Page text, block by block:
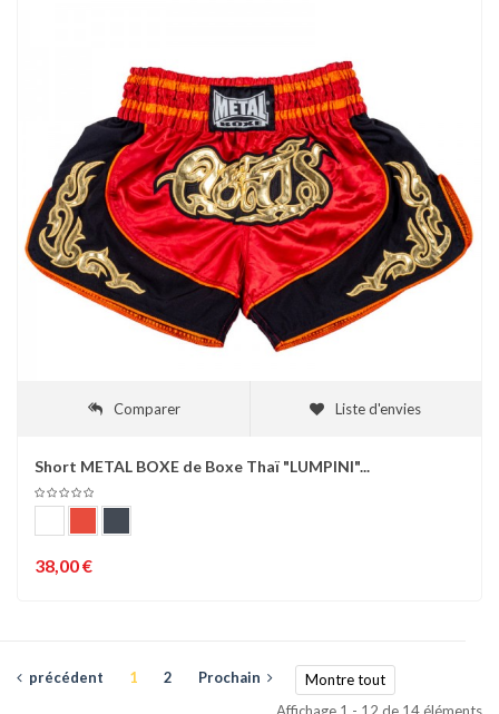
Comparer Liste d'envies
Short METAL BOXE de Boxe Thaï "LUMPINI"...
38,00 €
précédent 1 2 Prochain
Montre tout
Affichage 1 - 12 de 14 éléments